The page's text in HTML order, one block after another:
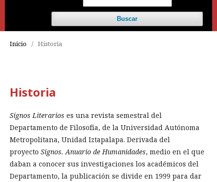
Buscar
Inicio / Historia
Historia
Signos Literarios es una revista semestral del
Departamento de Filosofía, de la Universidad Autónoma
Metropolitana, Unidad Iztapalapa. Derivada del
proyecto Signos. Anuario de Humanidades, medio en el que
daban a conocer sus investigaciones los académicos del
Departamento, la publicación se divide en 1999 para dar